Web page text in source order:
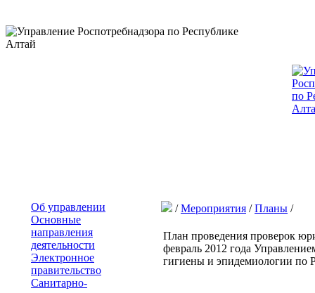
Об управлении
Основные
направления
деятельности
Электронное
правительство
Санитарно-
/Мероприятия /Планы /
План проведения проверок
февраль 2012 года
гигиены и эпидемиологии по